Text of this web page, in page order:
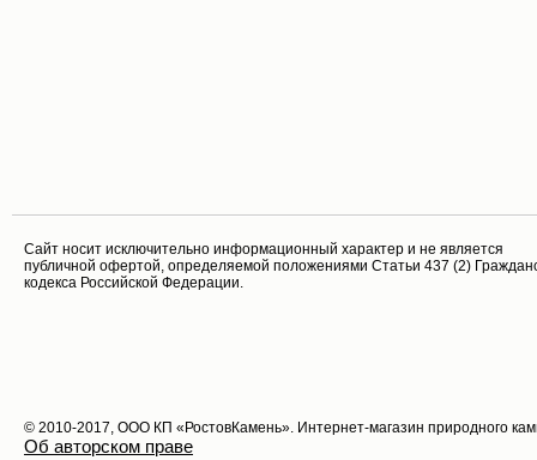
Cайт носит исключительно информационный характер и не является
публичной офертой, определяемой положениями Статьи 437 (2)
кодекса Российской Федерации.
© 2010-2017, ООО КП «РостовКамень». Интернет-магазин природного
Об авторском праве